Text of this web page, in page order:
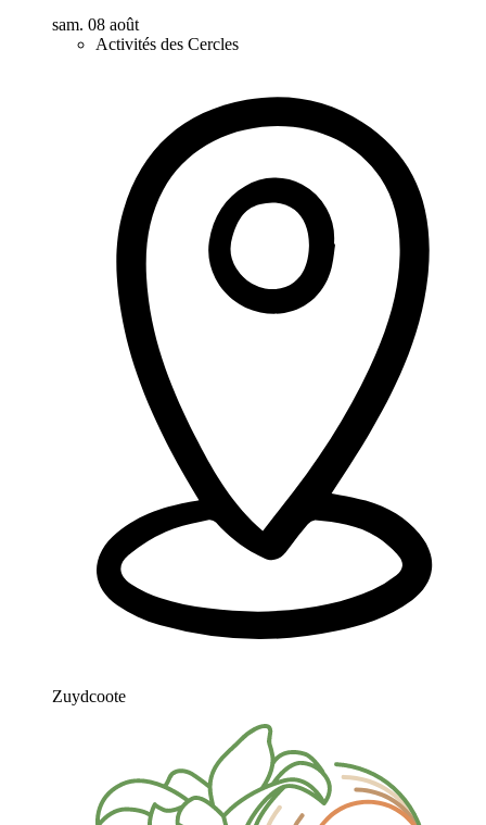
sam. 08 août
Activités des Cercles
Zuydcoote